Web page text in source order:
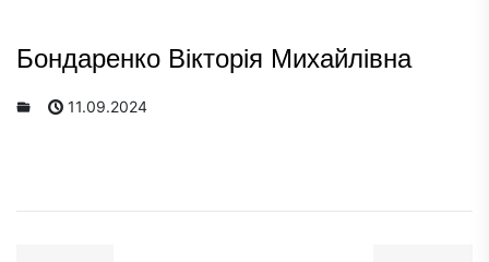
Бондаренко Вікторія Михайлівна
11.09.2024